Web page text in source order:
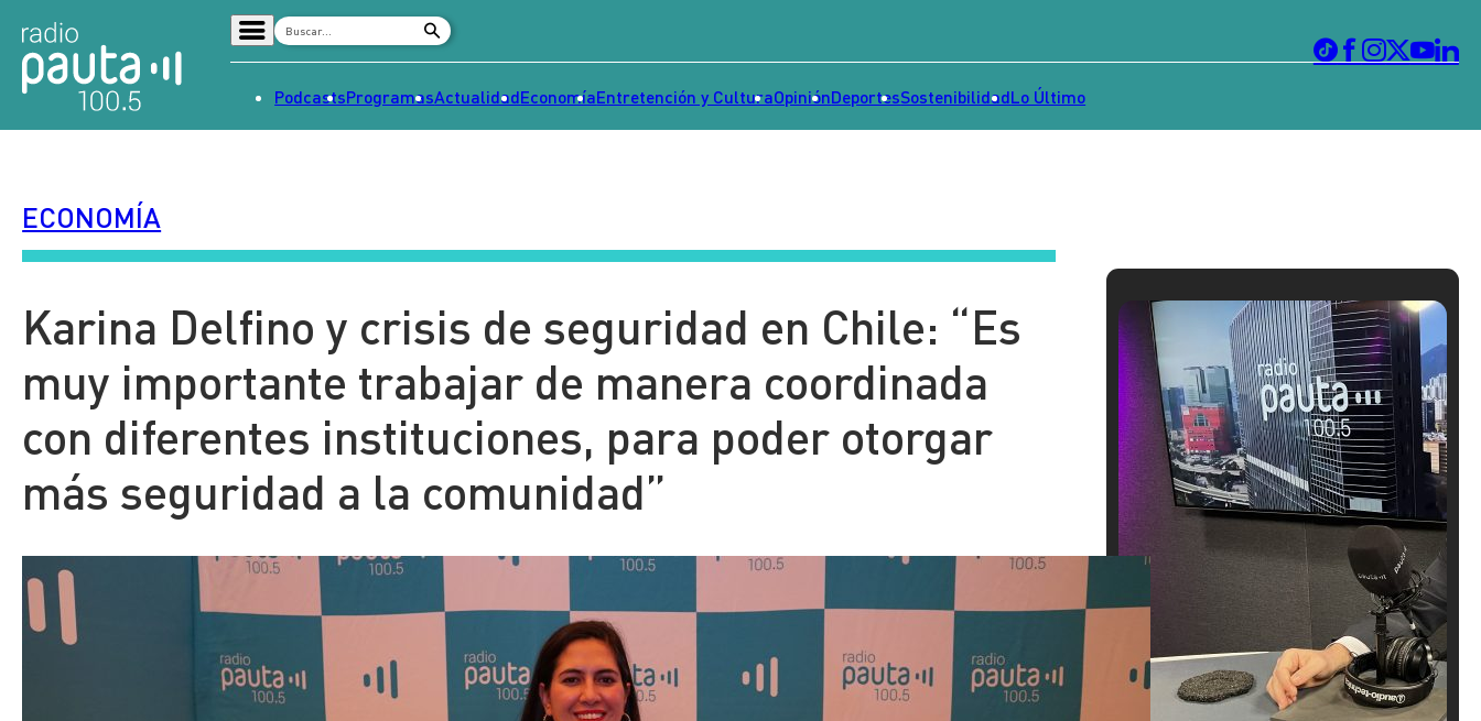
Señal 2
Tendencias
Dato en Pauta
Contenido Patrocinado
PodcastsProgramasActualidadEconomíaEntretención y CulturaOpiniónDeportesSostenibilidadLo Último
ECONOMÍA
Karina Delfino y crisis de seguridad en Chile: “Es
muy importante trabajar de manera coordinada
con diferentes instituciones, para poder otorgar
más seguridad a la comunidad”